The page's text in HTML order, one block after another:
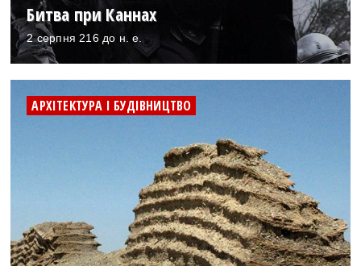
Битва при Каннах
2 серпня 216 до н. е.
АРХІТЕКТУРА І БУДІВНИЦТВО